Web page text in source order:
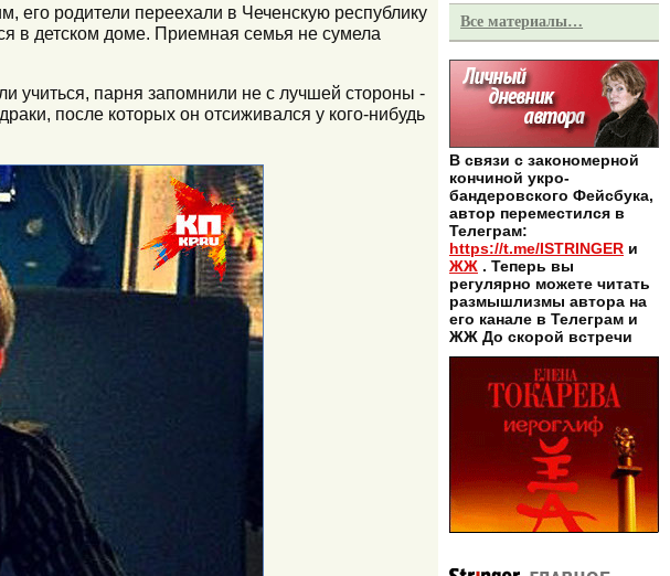
его родители переехали в Чеченскую республику
в детском доме. Приемная семья не сумела
учиться, парня запомнили не с лучшей стороны -
после которых он отсиживался у кого-нибудь
Все материалы…
В связи с закономерной
кончиной укро-
бандеровского Фейсбука,
автор переместился в
Телеграм:
https://t.me/ISTRINGER и
ЖЖ . Теперь вы
регулярно можете читать
размышлизмы автора на
его канале в Телеграм и
ЖЖ До скорой встречи